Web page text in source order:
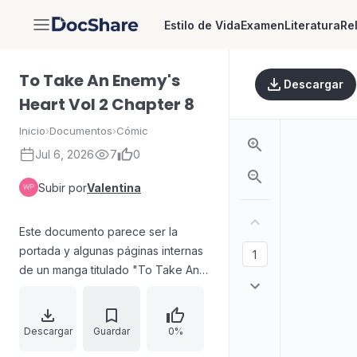
DocShare Estilo de VidaExamenLiteratura
To Take An Enemy's
Heart Vol 2 Chapter 8
Inicio›Documentos›Cómic
Jul 6, 2026 7 0
Subir porValentina
Este documento parece ser la
portada y algunas páginas internas
de un manga titulado "To Take An
Volumen 2, Capítulo 8. El contenido
incluye información sobre el equipo
Descargar Guardar 0%
Descargar